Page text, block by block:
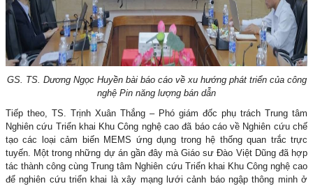
GS. TS. Dương Ngọc Huyền bài báo cáo về xu hướng phát triển của công
nghệ Pin năng lượng bán dẫn
Tiếp theo, TS. Trịnh Xuân Thắng – Phó giám đốc phụ trách Trung tâm
Nghiên cứu Triển khai Khu Công nghệ cao đã báo cáo về Nghiên cứu chế
tạo các loại cảm biến MEMS ứng dụng trong hệ thống quan trắc trực
tuyến. Một trong những dự án gần đây mà Giáo sư Đào Việt Dũng đã hợp
tác thành công cùng Trung tâm Nghiên cứu Triển khai Khu Công nghệ cao
để nghiên cứu triển khai là xây mạng lưới cảnh báo ngập thông minh ở